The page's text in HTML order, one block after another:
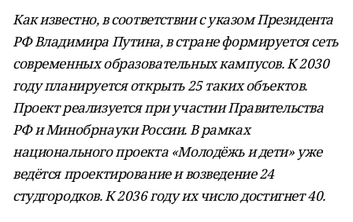
Как известно, в соответствии с указом Президента
РФ Владимира Путина, в стране формируется сеть
современных образовательных кампусов. К 2030
году планируется открыть 25 таких объектов.
Проект реализуется при участии Правительства
РФ и Минобрнауки России. В рамках
национального проекта «Молодёжь и дети» уже
ведётся проектирование и возведение 24
студгородков. К 2036 году их число достигнет 40.